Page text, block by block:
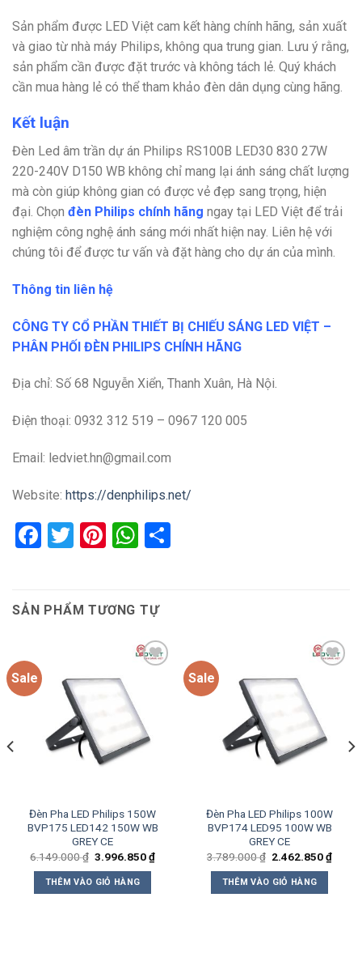
Sản phẩm được LED Việt cam kết hàng chính hãng, sản xuất
và giao từ nhà máy Philips, không qua trung gian. Lưu ý rằng,
sản phẩm cần được đặt trước và không tách lẻ. Quý khách
cần mua hàng lẻ có thể tham khảo đèn dân dụng cùng hãng.
Kết luận
Đèn Led âm trần dự án Philips RS100B LED30 830 27W
220-240V D150 WB không chỉ mang lại ánh sáng chất lượng
mà còn giúp không gian có được vẻ đẹp sang trọng, hiện
đại. Chọn đèn Philips chính hãng ngay tại LED Việt để trải
nghiệm công nghệ ánh sáng mới nhất hiện nay. Liên hệ với
chúng tôi để được tư vấn và đặt hàng cho dự án của mình.
Thông tin liên hệ
CÔNG TY CỔ PHẦN THIẾT BỊ CHIẾU SÁNG LED VIỆT –
PHÂN PHỐI ĐÈN PHILIPS CHÍNH HÃNG
Địa chỉ: Số 68 Nguyễn Xiển, Thanh Xuân, Hà Nội.
Điện thoại: 0932 312 519 – 0967 120 005
Email: ledviet.hn@gmail.com
Website: https://denphilips.net/
Facebook
Twitter
Pinterest
WhatsApp
SẢN PHẨM TƯƠNG TỰ
Sale
Add to
wishlist
Đèn Pha LED Philips 150W
BVP175 LED142 150W WB
GREY CE
6.149.000₫ Giá
là:
6.149.000 ₫.
3.996.850₫Giá
3.996.850 ₫.
THÊM VÀO GIỎ HÀNG
Sale
Add to
wishlist
Đèn Pha LED Philips 100W
BVP174 LED95 100W WB
GREY CE
3.789.000₫ Giá
là:
3.789.000 ₫.
2.462.850₫Giá
THÊM VÀO GIỎ HÀNG